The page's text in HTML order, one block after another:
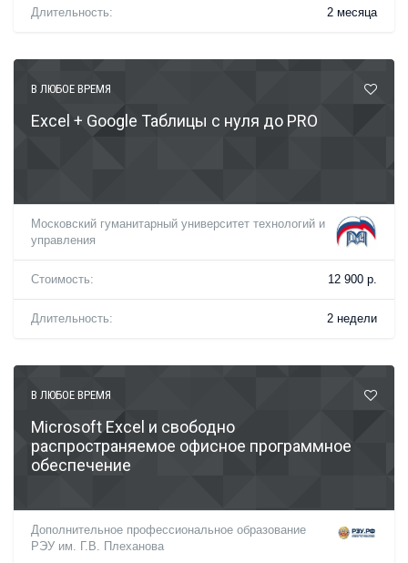
Длительность: 2 месяца
В ЛЮБОЕ ВРЕМЯ
Excel + Google Таблицы с нуля до PRO
Московский гуманитарный университет технологий и
управления
Стоимость: 12 900 р.
Длительность: 2 недели
В ЛЮБОЕ ВРЕМЯ
Microsoft Excel и свободно
распространяемое офисное программное
обеспечение
Дополнительное профессиональное образование
РЭУ им. Г.В. Плеханова